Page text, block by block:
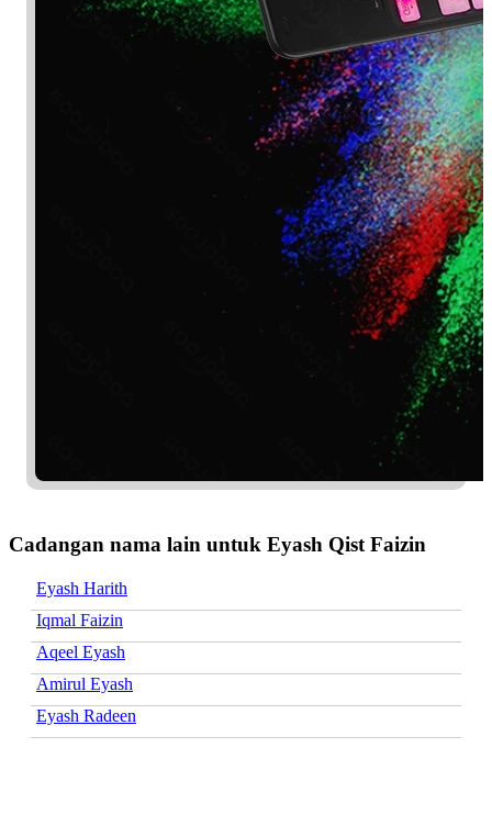
Cadangan nama lain untuk Eyash Qist Faizin
Eyash Harith
Iqmal Faizin
Aqeel Eyash
Amirul Eyash
Eyash Radeen